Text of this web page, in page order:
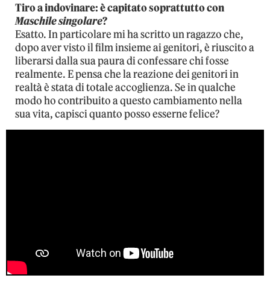
Tiro a indovinare: è capitato soprattutto con
Maschile singolare?
Esatto. In particolare mi ha scritto un ragazzo che,
dopo aver visto il film insieme ai genitori, è riuscito a
liberarsi dalla sua paura di confessare chi fosse
realmente. E pensa che la reazione dei genitori in
realtà è stata di totale accoglienza. Se in qualche
modo ho contribuito a questo cambiamento nella
sua vita, capisci quanto posso esserne felice?